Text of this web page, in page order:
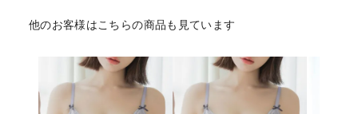
他のお客様はこちらの商品も見ています